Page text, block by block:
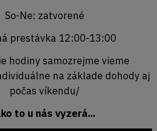
So-Ne: zatvorené
prestávka 12:00-13:00
hodiny samozrejme vieme
na základe dohody aj
počas víkendu/
to u nás vyzerá...